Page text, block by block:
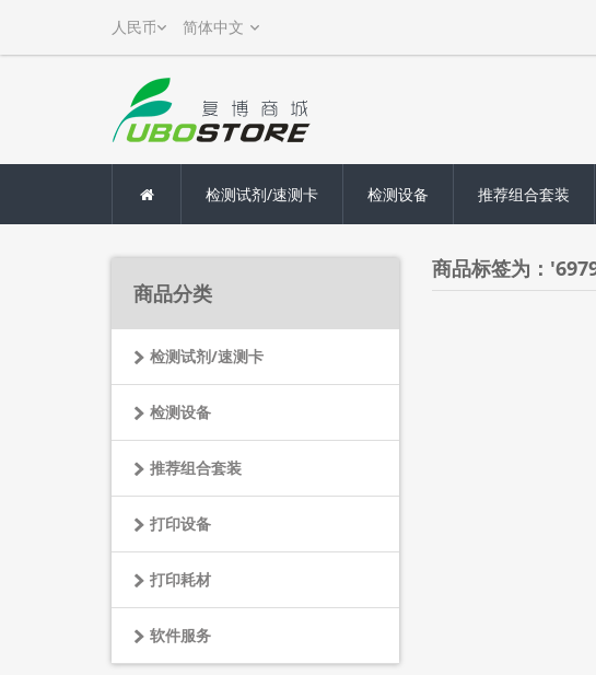
检测试剂/速测卡 检测设备 推荐组合套装
商品分类
检测试剂/速测卡
检测设备
推荐组合套装
打印设备
打印耗材
软件服务
商品标签为：